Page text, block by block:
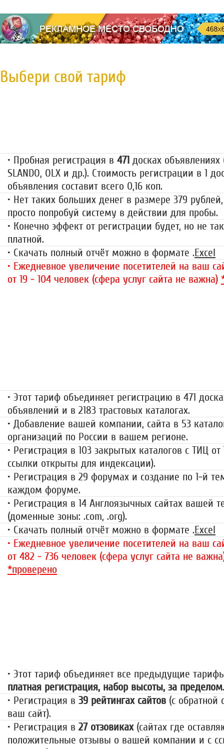
Выбери свой тариф
• Пробная регистрация в 471 досках объявлениях
SLANDO, OLX и др.). Стоимость регистрации в 1
объявления составит всего 0,16 коп.
• Нет таких больших денег в размере 379
просто попробуй систему в действии для пробы.
• Конечно эффект от регистрации будет, но не
платной.
• Скачать полный отчёт можно в формате .Excel
• Ежедневное увеличение посетителей на ваш
от 19 - 104 человек (сфера услуг сайта не важна)
• Этот тариф объединяет регистрацию в 471
объявлений и в 2183 трастовых каталогах.
• Добавление вашей компании, сайта в 53
организаций по России в вашем регионе.
• Регистрация в 103 закрытых каталогов с ТИЦ от
ссылки открыты для индексации).
• Регистрация в 29 форумах и создание по 1-й
каждом форуме.
• Регистрация в 14 Англоязычных сайтах вашей
(доменные зоны: .com, .org).
• Скачать полный отчёт можно в формате .Excel
• Ежедневное увеличение посетителей на ваш
от 482 - 736 человек (сфера услуг сайта не
*проверено
• Этот тариф объединяет все предыдущие
платная регистрация, набор высоты, за пределом.
• Регистрация в 39 рейтингах сайтов (с обратной
ваш сайт).
• Регистрация в 27 отзовиках(сайтах где
положительные отзывы о вашей компании и с